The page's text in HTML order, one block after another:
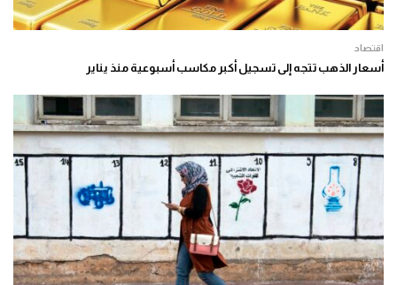
اقتصاد
أسعار الذهب تتجه إلى تسجيل أكبر مكاسب أسبوعية منذ يناير